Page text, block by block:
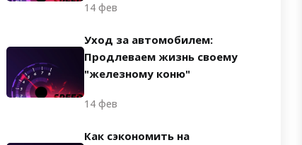
14 фев
Уход за автомобилем:
Продлеваем жизнь своему
"железному коню"
14 фев
Как сэкономить на